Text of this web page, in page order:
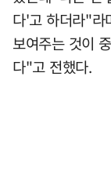
다'고 하더라"라
보여주는 것이
다"고 전했다.